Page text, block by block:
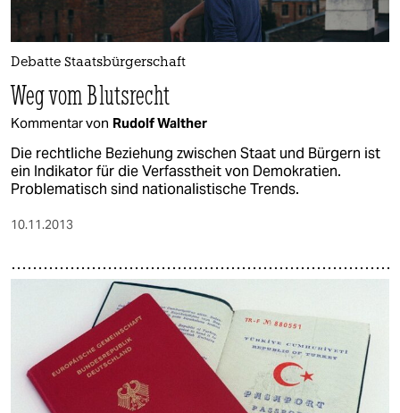
Debatte Staatsbürgerschaft
Weg vom Blutsrecht
Kommentar von Rudolf Walther
Die rechtliche Beziehung zwischen Staat und Bürgern ist
ein Indikator für die Verfasstheit von Demokratien.
Problematisch sind nationalistische Trends.
10.11.2013